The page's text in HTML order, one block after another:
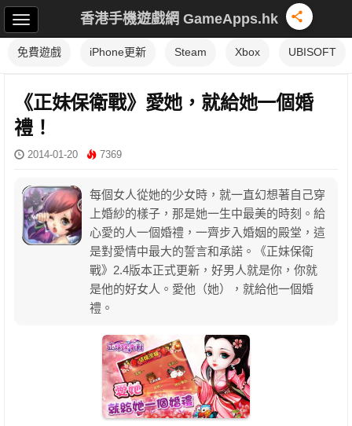
香港手機遊戲網 GameApps.hk
免費遊戲 iPhone更新 Steam Xbox UBISOFT
《正妹保衛戰》愛她，就給她一個婚
禮！
2014-01-20 7369
每個女人從她的少女時，就一直幻想著自己穿
上婚紗的樣子，那是她一生中最美的時刻。給
心愛的人一個婚禮，一齊步入婚姻的殿堂，這
是對愛情中最大的誓言和承諾。《正妹保衛
戰》2.4版本正式更新，好男人就是你，你就
是他的好女人。愛他（她），就給他一個婚
禮。